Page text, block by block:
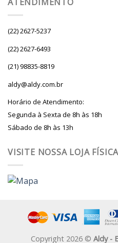
(22) 2627-5237
(22) 2627-6493
(21) 98835-8819
aldy@aldy.com.br
Horário de Atendimento:
Segunda à Sexta de 8h às 18h
Sábado de 8h às 13h
VISITE NOSSA LOJA FÍSICA
Copyright 2026 © Aldy -